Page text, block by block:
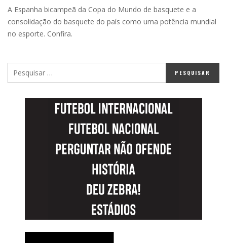
A Espanha bicampeã da Copa do Mundo de basquete e a
consolidação do basquete do país como uma potência mundial
no esporte. Confira.